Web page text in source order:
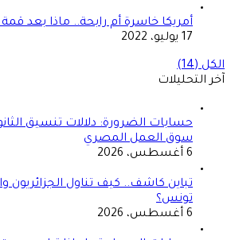
أمريكا خاسرة أم رابحة.. ماذا بعد
17 يوليو، 2022
الكل (14)
آخر التحليلات
سوق العمل المصري
6 أغسطس، 2026
تباين كاشف.. كيف تناول الجزائريون
تونس؟
6 أغسطس، 2026